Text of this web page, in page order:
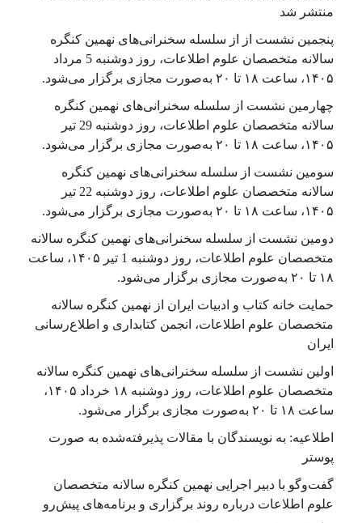
منتشر شد
پنجمین نشست از از سلسله سخنرانی‌های نهمین کنگره
سالانه متخصصان علوم اطلاعات، روز دوشنبه 5 مرداد
۱۴۰۵، ساعت ۱۸ تا ۲۰ به‌صورت مجازی برگزار می‌شود.
چهارمین نشست از سلسله سخنرانی‌های نهمین کنگره
سالانه متخصصان علوم اطلاعات، روز دوشنبه 29 تیر
۱۴۰۵، ساعت ۱۸ تا ۲۰ به‌صورت مجازی برگزار می‌شود.
سومین نشست از سلسله سخنرانی‌های نهمین کنگره
سالانه متخصصان علوم اطلاعات، روز دوشنبه 22 تیر
۱۴۰۵، ساعت ۱۸ تا ۲۰ به‌صورت مجازی برگزار می‌شود.
دومین نشست از سلسله سخنرانی‌های نهمین کنگره سالانه
متخصصان علوم اطلاعات، روز دوشنبه 1 تیر ۱۴۰۵، ساعت
۱۸ تا ۲۰ به‌صورت مجازی برگزار می‌شود.
حمایت خانه کتاب و ادبیات ایران از نهمین کنگره سالانه
متخصصان علوم اطلاعات، انجمن کتابداری و اطلاع‌رسانی
ایران
اولین نشست از سلسله سخنرانی‌های نهمین کنگره سالانه
متخصصان علوم اطلاعات، روز دوشنبه ۱۸ خرداد ۱۴۰۵،
ساعت ۱۸ تا ۲۰ به‌صورت مجازی برگزار می‌شود.
اطلاعیه: به نویسندگان با مقالات پذیرفته‌شده به صورت
پوستر
گفت‌وگو با دبیر اجرایی نهمین کنگره سالانه متخصصان
علوم اطلاعات درباره روند برگزاری و برنامه‌های پیش‌رو